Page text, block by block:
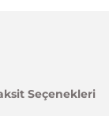
Seçenekleri